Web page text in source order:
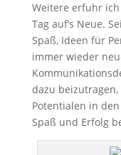
Weitere erfuhr ich
Tag auf’s Neue.
Spaß, Ideen für
immer wieder
dazu
Potentialen in
Spaß und Erfolg